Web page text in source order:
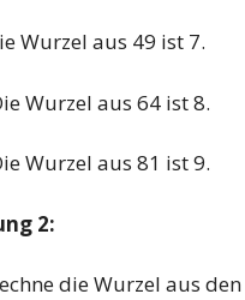
Wurzel aus 49 ist 7.
Wurzel aus 64 ist 8.
Wurzel aus 81 ist 9.
2:
die Wurzel aus